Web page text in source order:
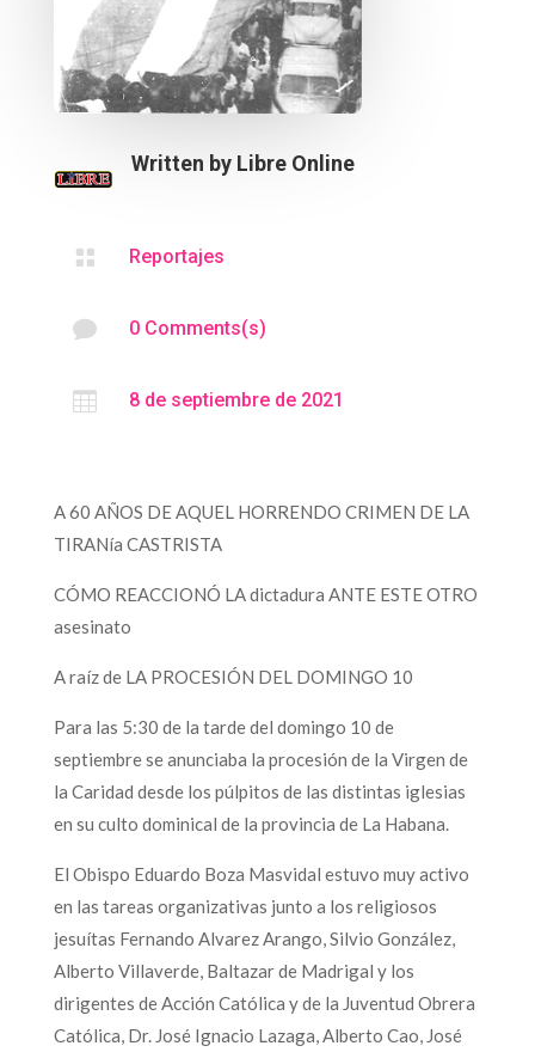
Written by Libre Online
 Reportajes
 0 Comments(s)
 8 de septiembre de 2021
A 60 AÑOS DE AQUEL HORRENDO CRIMEN DE LA
TIRANía CASTRISTA
CÓMO REACCIONÓ LA dictadura ANTE ESTE OTRO
asesinato
A raíz de LA PROCESIÓN DEL DOMINGO 10
Para las 5:30 de la tarde del domingo 10 de
septiembre se anunciaba la procesión de la Virgen de
la Caridad desde los púlpitos de las distintas iglesias
en su culto dominical de la provincia de La Habana.
El Obispo Eduardo Boza Masvidal estuvo muy activo
en las tareas organizativas junto a los religiosos
jesuítas Fernando Alvarez Arango, Silvio González,
Alberto Villaverde, Baltazar de Madrigal y los
dirigentes de Acción Católica y de la Juventud Obrera
Católica, Dr. José Ignacio Lazaga, Alberto Cao, José